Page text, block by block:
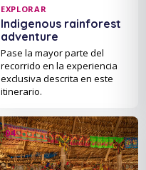
EXPLORAR
Indigenous rainforest
adventure
Pase la mayor parte del
recorrido en la experiencia
exclusiva descrita en este
itinerario.